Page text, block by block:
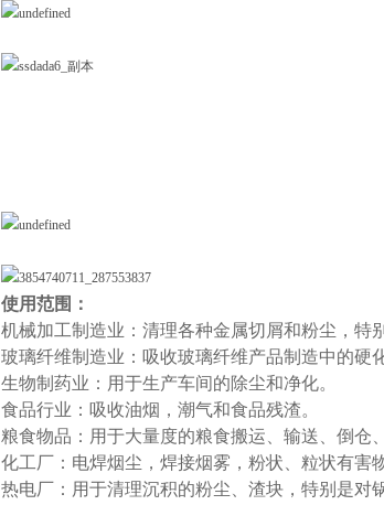
使用范围：
机械加工制造业：清理各种金属切屑和粉尘，特
玻璃纤维制造业：吸收玻璃纤维产品制造中的硬
生物制药业：用于生产车间的除尘和净化。
食品行业：吸收油烟，潮气和食品残渣。
粮食物品：用于大量度的粮食搬运、输送、倒仓
化工厂：电焊烟尘，焊接烟雾，粉状、粒状有害
热电厂：用于清理沉积的粉尘、渣块，特别是对